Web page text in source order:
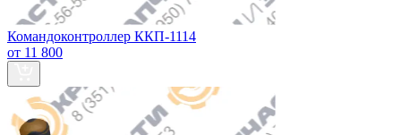
Командоконтроллер ККП-1114
от 11 800